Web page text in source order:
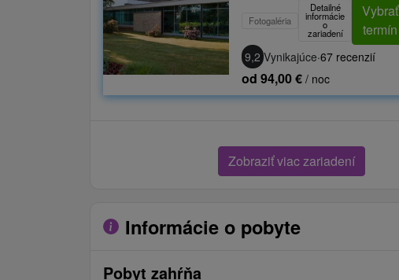
Fotogaléria
Detailné
informácie
o
zariadení
Vybrať
termín
9,2 Vynikajúce·67 recenzií
od 94,00 € / noc
Zobraziť viac zariadení
Informácie o pobyte
Pobyt zahŕňa